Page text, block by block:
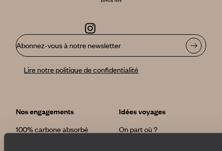
Abonnez-vous à notre newsletter
Lire notre politique de confidentialité
Nos engagements
100% carbone absorbé
Idées voyages
On part où ?